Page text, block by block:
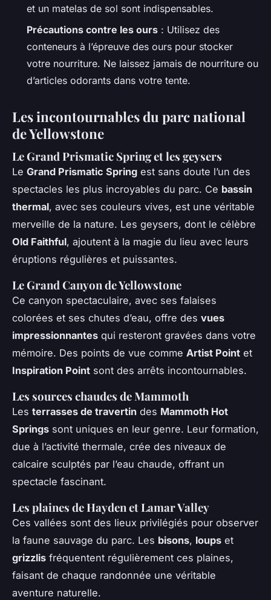
et un matelas de sol sont indispensables.
Précautions contre les ours : Utilisez des
conteneurs à l’épreuve des ours pour stocker
votre nourriture. Ne laissez jamais de nourriture ou
d’articles odorants dans votre tente.
Les incontournables du parc national
de Yellowstone
Le Grand Prismatic Spring et les geysers
Le Grand Prismatic Spring est sans doute l’un des
spectacles les plus incroyables du parc. Ce bassin
thermal, avec ses couleurs vives, est une véritable
merveille de la nature. Les geysers, dont le célèbre
Old Faithful, ajoutent à la magie du lieu avec leurs
éruptions régulières et puissantes.
Le Grand Canyon de Yellowstone
Ce canyon spectaculaire, avec ses falaises
colorées et ses chutes d’eau, offre des vues
impressionnantes qui resteront gravées dans votre
mémoire. Des points de vue comme Artist Point et
Inspiration Point sont des arrêts incontournables.
Les sources chaudes de Mammoth
Les terrasses de travertin des Mammoth Hot
Springs sont uniques en leur genre. Leur formation,
due à l’activité thermale, crée des niveaux de
calcaire sculptés par l’eau chaude, offrant un
spectacle fascinant.
Les plaines de Hayden et Lamar Valley
Ces vallées sont des lieux privilégiés pour observer
la faune sauvage du parc. Les bisons, loups et
grizzlis fréquentent régulièrement ces plaines,
faisant de chaque randonnée une véritable
aventure naturelle.